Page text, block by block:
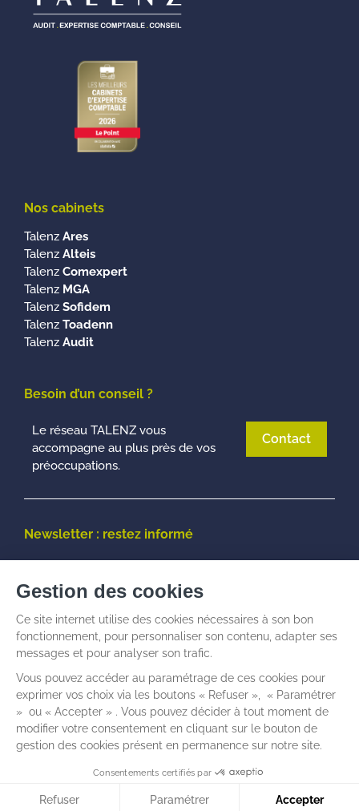
Nos cabinets
Talenz Ares
Talenz Alteis
Talenz Comexpert
Talenz MGA
Talenz Sofidem
Talenz Toadenn
Talenz Audit
Besoin d’un conseil ?
Le réseau TALENZ vous
accompagne au plus près de vos
préoccupations.
Contact
Newsletter : restez informé
© Talenz -Informations légales IPolitique de